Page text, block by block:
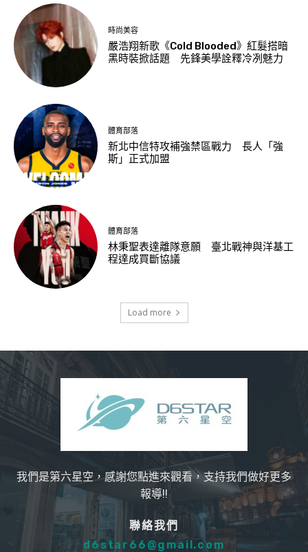
時尚美容
嚴浩翔新歌《Cold Blooded》紅髮搭暗
黑時裝掀話題 先鋒美學詮釋冷冽魅力
體育部落
新北中信特攻補強禁區戰力 長人「強
斯」正式加盟
體育部落
林秉聖表達離隊意願 臺北戰神與洋基工
程達成買斷協議
Load more
我們是第六星空，感謝您點進來觀看，支持我們做好更多
報導!!
聯絡我們
d6star66@gmail.com